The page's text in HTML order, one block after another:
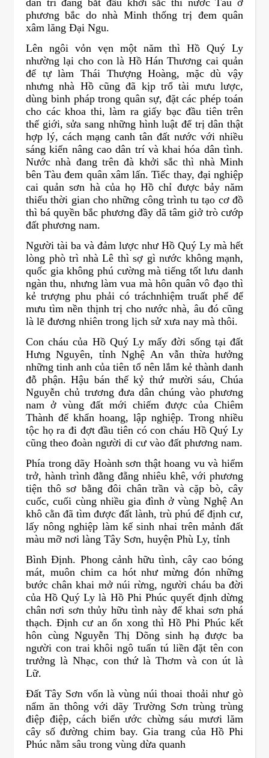
dân trí đang bắt đầu khởi sắc thì nước Tàu ở
phương bắc do nhà Minh thống trị đem quân
xâm lăng Đại Ngu.
Lên ngôi vỏn vẹn một năm thì Hồ Quý Ly
nhường lại cho con là Hồ Hán Thương cai quản
để tự làm Thái Thượng Hoàng, mặc dù vậy
nhưng nhà Hồ cũng đã kịp trổ tài mưu lược,
dùng binh pháp trong quân sự, đặt các phép toán
cho các khoa thi, làm ra giấy bạc đầu tiên trên
thế giới, sửa sang những hình luật để trị dân thật
hợp lý, cách mạng canh tân đất nước với nhiều
sáng kiến nâng cao dân trí và khai hóa dân tình.
Nước nhà đang trên đà khởi sắc thì nhà Minh
bên Tàu đem quân xâm lấn. Tiếc thay, đại nghiệp
cai quản sơn hà của họ Hồ chỉ được bảy năm
thiếu thời gian cho những công trình tu tạo cơ đồ
thì bá quyền bắc phương đầy dã tâm giở trò cướp
đất phương nam.
Người tài ba và đảm lược như Hồ Quý Ly mà hết
lòng phò trì nhà Lê thì sợ gì nước không mạnh,
quốc gia không phú cường mà tiếng tốt lưu danh
ngàn thu, nhưng làm vua mà hôn quân vô đạo thì
kẻ trượng phu phải có tráchnhiệm truất phế để
mưu tìm nền thịnh trị cho nước nhà, âu đó cũng
là lẽ đương nhiên trong lịch sử xưa nay mà thôi.
Con cháu của Hồ Quý Ly mấy đời sống tại đất
Hưng Nguyên, tỉnh Nghệ An vẫn thừa hưởng
những tinh anh của tiên tổ nên lắm kẻ thành danh
đỗ phận. Hậu bán thế kỷ thứ mười sáu, Chúa
Nguyễn chủ trương đưa dân chúng vào phương
nam ở vùng đất mới chiếm được của Chiêm
Thành để khẩn hoang, lập nghiệp. Trong nhiều
tộc họ ra đi đợt đầu tiên có con cháu Hồ Quý Ly
cũng theo đoàn người di cư vào đất phương nam.
Phía trong dãy Hoành sơn thật hoang vu và hiểm
trở, hành trình đằng đẵng nhiêu khê, với phương
tiện thô sơ bằng đôi chân trần và cặp bò, cây
cuốc, cuối cùng nhiều gia đình ở vùng Nghệ An
khô cằn đã tìm được đất lành, trù phú để định cư,
lấy nông nghiệp làm kế sinh nhai trên mảnh đất
màu mỡ nơi làng Tây Sơn, huyện Phù Ly, tỉnh
Bình Định. Phong cảnh hữu tình, cây cao bóng
mát, muôn chim ca hót như mừng đón những
bước chân khai mở núi rừng, người cháu ba đời
của Hồ Quý Ly là Hồ Phi Phúc quyết định dừng
chân nơi sơn thủy hữu tình này để khai sơn phá
thạch. Định cư an ổn xong thì Hồ Phi Phúc kết
hôn cùng Nguyễn Thị Dõng sinh hạ được ba
người con trai khôi ngô tuấn tú liền đặt tên con
trưởng là Nhạc, con thứ là Thơm và con út là
Lữ.
Đất Tây Sơn vốn là vùng núi thoai thoải như gò
nẩm ăn thông với dãy Trường Sơn trùng trùng
điệp điệp, cách biển ước chừng sáu mươi lăm
cây số đường chim bay. Gia trang của Hồ Phi
Phúc nằm sâu trong vùng dừa quanh